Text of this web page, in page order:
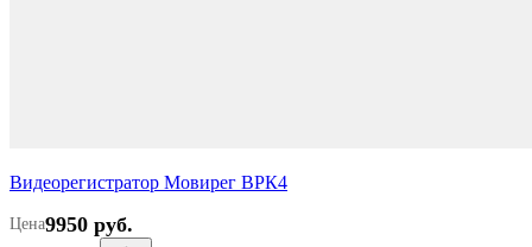
Видеорегистратор Мовирег ВРК4
Цена9950 руб.